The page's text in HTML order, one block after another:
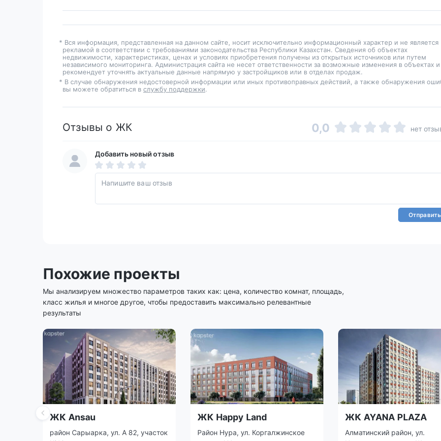
* Вся информация, представленная на данном сайте, носит исключительно информационный характер и не является
рекламой в соответствии с требованиями законодательства Республики Казахстан. Сведения об объектах
недвижимости, характеристиках, ценах и условиях приобретения получены из открытых источников или путем
независимого мониторинга. Администрация сайта не несет ответственности за возможные изменения в объектах и
рекомендует уточнять актуальные данные напрямую у застройщиков или в отделах продаж.
* В случае обнаружения недостоверной информации или иных противоправных действий, а также обнаружения
вы можете обратиться в службу поддержки.
Отзывы о ЖК 0,0 нет
Добавить новый отзыв
Отправить
Похожие проекты
Мы анализируем множество параметров таких как: цена, количество комнат, площадь,
класс жилья и многое другое, чтобы предоставить максимально релевантные
результаты
ЖК Ansau
район Сарыарка, ул. А 82, участок
ЖК Happy Land
Район Нура, ул. Коргалжинское
ЖК AYANA PLAZA
Алматинский район, ул.